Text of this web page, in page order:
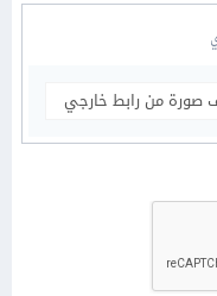
صورة من رابط خارجي